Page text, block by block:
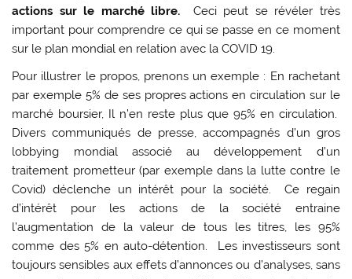
actions sur le marché libre. Ceci peut se révéler très
important pour comprendre ce qui se passe en ce moment
sur le plan mondial en relation avec la COVID 19.
Pour illustrer le propos, prenons un exemple : En rachetant
par exemple 5% de ses propres actions en circulation sur le
marché boursier, Il n’en reste plus que 95% en circulation.
Divers communiqués de presse, accompagnés d’un gros
lobbying mondial associé au développement d’un
traitement prometteur (par exemple dans la lutte contre le
Covid) déclenche un intérêt pour la société. Ce regain
d’intérêt pour les actions de la société entraine
l’augmentation de la valeur de tous les titres, les 95%
comme des 5% en auto-détention. Les investisseurs sont
toujours sensibles aux effets d’annonces ou d’analyses, sans